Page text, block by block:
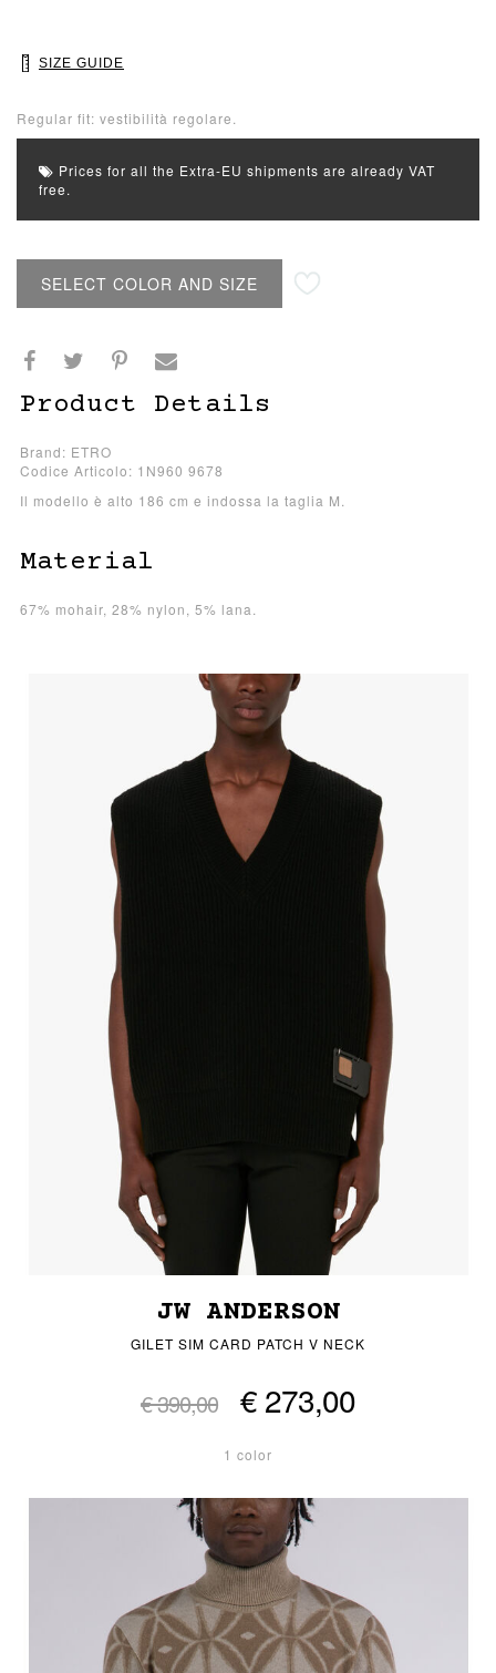
SIZE GUIDE
Regular fit: vestibilità regolare.
Prices for all the Extra-EU shipments are already VAT
free.
SELECT COLOR AND SIZE
Product Details
Brand: ETRO
Codice Articolo: 1N960 9678
Il modello è alto 186 cm e indossa la taglia M.
Material
67% mohair, 28% nylon, 5% lana.
JW ANDERSON
GILET SIM CARD PATCH V NECK
€ 390,00 € 273,00
1 color